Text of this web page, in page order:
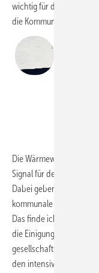
wichtig für die
die Kommunen.
Die Wärmewende ist
Signal für den Umstieg
Dabei geben wir den
kommunale
Das finde ich richtig und
die Einigung die
gesellschaftlichen
den intensiven